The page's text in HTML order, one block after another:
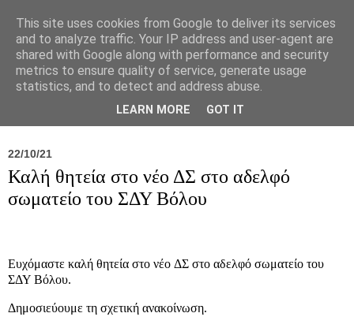
Σύλλογος Ιπποκράτειος
22/10/21
Καλή θητεία στο νέο ΔΣ στο αδελφό
σωματείο του ΣΔΥ Βόλου
Ευχόμαστε καλή θητεία στο νέο ΔΣ στο αδελφό σωματείο του
ΣΔΥ Βόλου.
Δημοσιεύουμε τη σχετική ανακοίνωση.
This site uses cookies from Google to deliver its services
and to analyze traffic. Your IP address and user-agent are
shared with Google along with performance and security
metrics to ensure quality of service, generate usage
statistics, and to detect and address abuse.
LEARN MORE GOT IT